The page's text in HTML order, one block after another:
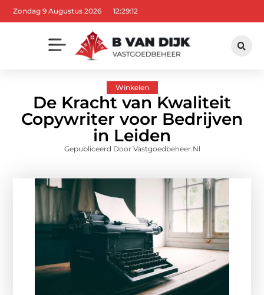
Zondag 9 Augustus 2026 12:29:14
Winkelen
De Kracht van Kwaliteit
Copywriter voor Bedrijven
in Leiden
Gepubliceerd Door Vastgoedbeheer.nl